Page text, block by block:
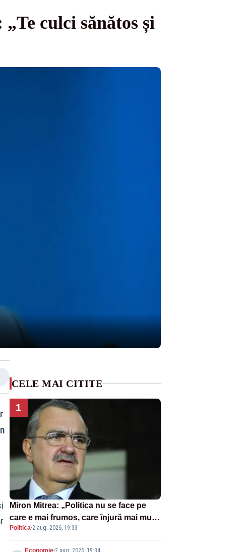
culci sănătos și
CELE MAI CITITE
1
Miron Mitrea: „Politica nu se face pe
care e mai frumos, care înjură mai mult,
care țipă mai tare, ci pe proiecte”
Politica·2 aug. 2026, 19:33
Economie-2 aug. 2026, 19:34